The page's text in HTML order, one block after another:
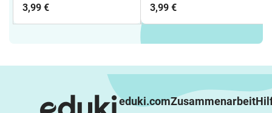
Lernpaket 2
3,99 €
Lernpaket 3
3,99 €
eduki.comZusammenarbeit